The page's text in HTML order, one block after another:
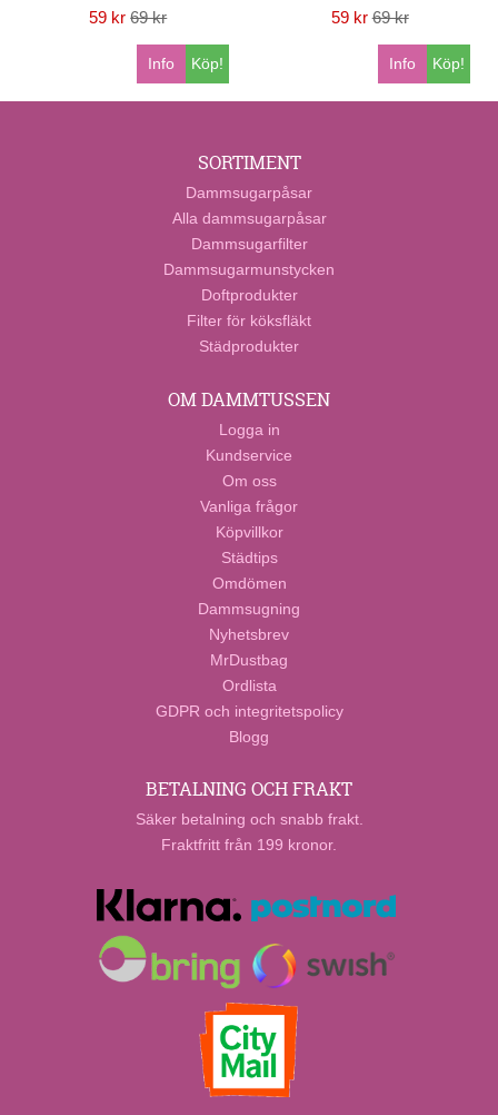
59 kr 69 kr
Köp!
Info
59 kr 69 kr
Köp!
Info
SORTIMENT
Dammsugarpåsar
Alla dammsugarpåsar
Dammsugarfilter
Dammsugarmunstycken
Doftprodukter
Filter för köksfläkt
Städprodukter
OM DAMMTUSSEN
Logga in
Kundservice
Om oss
Vanliga frågor
Köpvillkor
Städtips
Omdömen
Dammsugning
Nyhetsbrev
MrDustbag
Ordlista
GDPR och integritetspolicy
Blogg
BETALNING OCH FRAKT
Säker betalning och snabb frakt.
Fraktfritt från 199 kronor.